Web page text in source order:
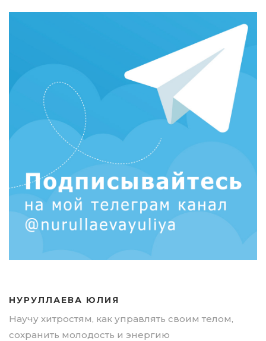
НУРУЛЛАЕВА ЮЛИЯ
Научу хитростям, как управлять своим телом,
сохранить молодость и энергию